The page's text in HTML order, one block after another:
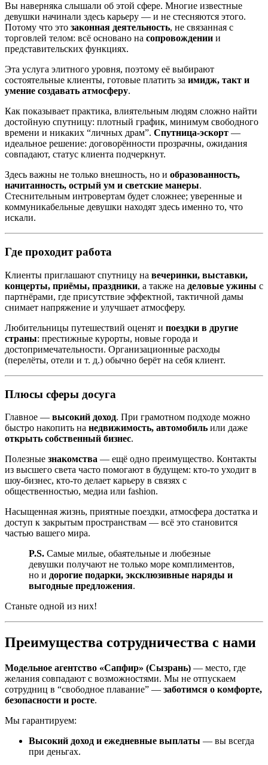
Вы наверняка слышали об этой сфере. Многие известные
девушки начинали здесь карьеру — и не стесняются этого.
Потому что это законная деятельность, не связанная с
торговлей телом: всё основано на сопровождении и
представительских функциях.
Эта услуга элитного уровня, поэтому её выбирают
состоятельные клиенты, готовые платить за имидж, такт и
умение создавать атмосферу.
Как показывает практика, влиятельным людям сложно найти
достойную спутницу: плотный график, минимум свободного
времени и никаких “личных драм”. Спутница-эскорт —
идеальное решение: договорённости прозрачны, ожидания
совпадают, статус клиента подчеркнут.
Здесь важны не только внешность, но и образованность,
начитанность, острый ум и светские манеры.
Стеснительным интровертам будет сложнее; уверенные и
коммуникабельные девушки находят здесь именно то, что
искали.
Где проходит работа
Клиенты приглашают спутницу на вечеринки, выставки,
концерты, приёмы, праздники, а также на деловые ужины с
партнёрами, где присутствие эффектной, тактичной дамы
снимает напряжение и улучшает атмосферу.
Любительницы путешествий оценят и поездки в другие
страны: престижные курорты, новые города и
достопримечательности. Организационные расходы
(перелёты, отели и т. д.) обычно берёт на себя клиент.
Плюсы сферы досуга
Главное — высокий доход. При грамотном подходе можно
быстро накопить на недвижимость, автомобиль или даже
открыть собственный бизнес.
Полезные знакомства — ещё одно преимущество. Контакты
из высшего света часто помогают в будущем: кто-то уходит в
шоу-бизнес, кто-то делает карьеру в связях с
общественностью, медиа или fashion.
Насыщенная жизнь, приятные поездки, атмосфера достатка и
доступ к закрытым пространствам — всё это становится
частью вашего мира.
P.S. Самые милые, обаятельные и любезные
девушки получают не только море комплиментов,
но и дорогие подарки, эксклюзивные наряды и
выгодные предложения.
Станьте одной из них!
Преимущества сотрудничества с нами
Модельное агентство «Сапфир» (Сызрань) — место, где
желания совпадают с возможностями. Мы не отпускаем
сотрудниц в “свободное плавание” — заботимся о комфорте,
безопасности и росте.
Мы гарантируем:
Высокий доход и ежедневные выплаты — вы всегда
при деньгах.